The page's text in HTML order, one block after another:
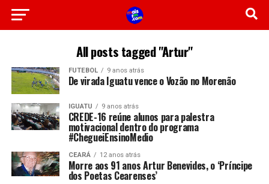
All posts tagged "Artur"
FUTEBOL 9 anos atrás
De virada Iguatu vence o Vozão no Morenão
IGUATU 9 anos atrás
CREDE-16 reúne alunos para palestra
motivacional dentro do programa
#ChegueiEnsinoMedio
CEARÁ 12 anos atrás
Morre aos 91 anos Artur Benevides, o ‘Príncipe
dos Poetas Cearenses’